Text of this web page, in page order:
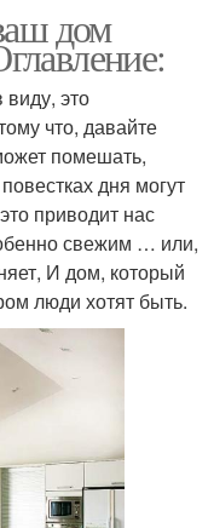
дом
это
что, давайте
помешать,
дня могут
приводит нас
свежим … или,
И дом, который
люди хотят быть.